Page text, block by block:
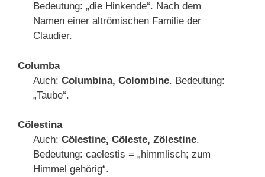
Bedeutung: „die Hinkende“. Nach dem
Namen einer altrömischen Familie der
Claudier.
Columba
Auch: Columbina, Colombine. Bedeutung:
„Taube“.
Cölestina
Auch: Cölestine, Cöleste, Zölestine.
Bedeutung: caelestis = „himmlisch; zum
Himmel gehörig“.